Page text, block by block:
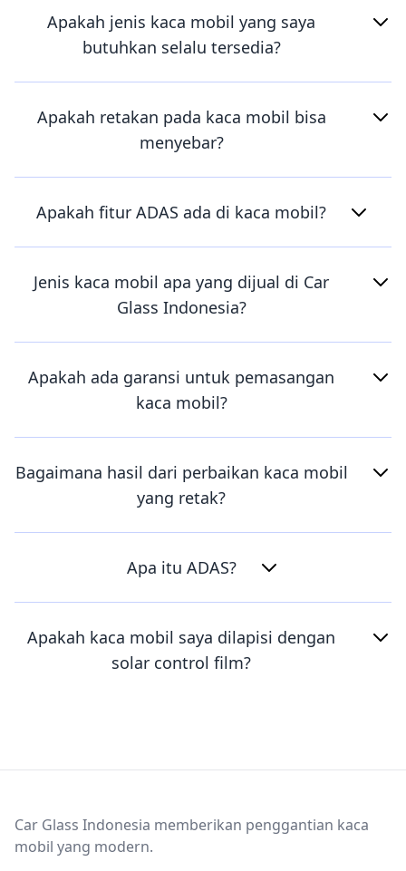
Apakah jenis kaca mobil yang saya
butuhkan selalu tersedia?
Apakah retakan pada kaca mobil bisa
menyebar?
Apakah fitur ADAS ada di kaca mobil?
Jenis kaca mobil apa yang dijual di Car
Glass Indonesia?
Apakah ada garansi untuk pemasangan
kaca mobil?
Bagaimana hasil dari perbaikan kaca mobil
yang retak?
Apa itu ADAS?
Apakah kaca mobil saya dilapisi dengan
solar control film?
Car Glass Indonesia memberikan penggantian kaca
mobil yang modern.